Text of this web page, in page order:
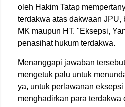
oleh Hakim Tatap
terdakwa atas dakwaan JPU,
MK maupun HT. "Eksepsi,
penasihat hukum terdakwa.
Menanggapi jawaban
mengetuk palu untuk
ya, untuk perlawanan
menghadirkan para terdakwa